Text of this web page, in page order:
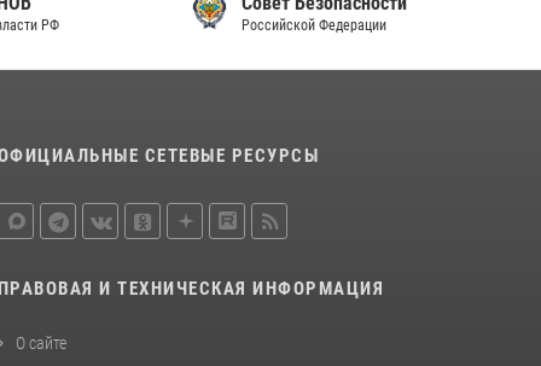
Российской Федерации
СЕТЕВЫЕ РЕСУРСЫ
ПРАВОВАЯ И ТЕХНИЧЕСКАЯ ИНФОРМАЦИЯ
О сайте